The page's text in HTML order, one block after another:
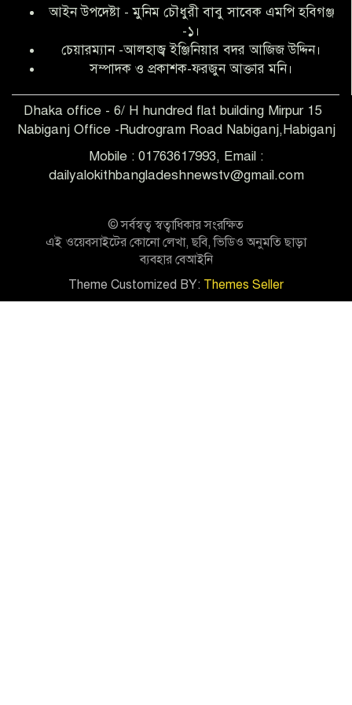
সিলেট রেঞ্জের শ্রেষ্ঠ ওসি নির্বাচিত হলেন
নবীগঞ্জ থানার ওসি মোনায়েম
‎নবীগঞ্জে এক সাজাপ্রাপ্ত পলাতক আসামি
শিশু ধর্ষণের অভিযোগে অভিযুক্ত গ্রেফতার ১
শিকার,ওসির নেতৃত্বে একদল পুলিশের
সাঁড়াশি অভিযানে গ্রেফতার ১
আইন উপদেষ্টা - মুনিম চৌধুরী বাবু সাবেক এমপি হবিগঞ্জ
-১।
চেয়ারম্যান -আলহাজ্ব ইঞ্জিনিয়ার বদর আজিজ উদ্দিন।
সম্পাদক ও প্রকাশক-ফরজুন আক্তার মনি।
Dhaka office - 6/ H hundred flat building Mirpur 15
Nabiganj Office -Rudrogram Road Nabiganj,Habiganj
Mobile : 01763617993, Email :
dailyalokithbangladeshnewstv@gmail.com
© সর্বস্বত্ব স্বত্বাধিকার সংরক্ষিত
এই ওয়েবসাইটের কোনো লেখা, ছবি, ভিডিও অনুমতি ছাড়া
ব্যবহার বেআইনি
Theme Customized BY: Themes Seller